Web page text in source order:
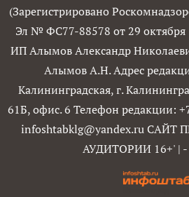
(Зарегистрировано
Эл № ФС77-88578 от 29 октября
ИП Алымов Александр
Алымов А.Н. Адрес
Калининградская, г.
61Б, офис. 6 Телефон редакции:
infoshtabklg@yandex.ru САЙТ
АУДИТОРИИ 16+' |